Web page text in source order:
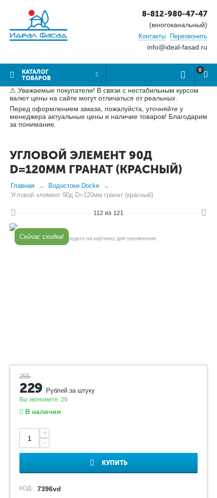
8-812-980-47-47
(многоканальный)
Контакты Перезвонить
info@ideal-fasad.ru
КАТАЛОГ
ТОВАРОВ
0
⚠ Уважаемые покупатели! В связи с нестабильным курсом
валют цены на сайте могут отличаться от реальных.
Перед оформлением заказа, пожалуйста, уточняйте у
менеджера актуальные цены и наличие товаров! Благодарим
за понимание.
УГЛОВОЙ ЭЛЕМЕНТ 90Д
D=120ММ ГРАНАТ (КРАСНЫЙ)
Главная
Водостоки Docke
Угловой элемент 90д D=120мм гранат (красный)
112 из 121
Сейчас скидка!Наведите на картинку для увеличения
255
229 Рублей за штуку
Вы экономите: 26
В наличии
+
−
КУПИТЬ
КОД: 7396vd